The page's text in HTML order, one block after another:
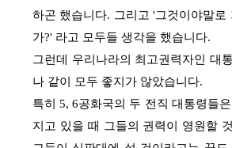
하곤 했습니다. 그리고 '그것이야말로
가?' 라고 모두들 생각을 했습니다.
그런데 우리나라의 최고권력자인 대
나 같이 모두 좋지가 않았습니다.
특히 5, 6공화국의 두 전직 대통령들
지고 있을 때 그들의 권력이 영원할